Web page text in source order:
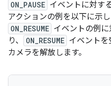
ON_PAUSE イベントに対す
アクションの例を以下に示
ON_RESUME イベントの例
り、
ON_RESUME イベント
カメラを解放します。